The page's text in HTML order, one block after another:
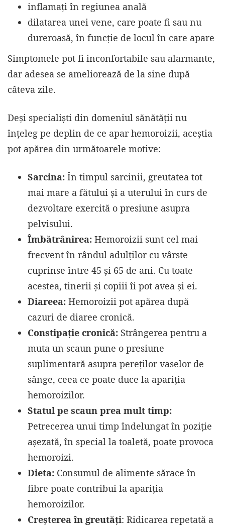
inflamați în regiunea anală
dilatarea unei vene, care poate fi sau nu
dureroasă, în funcție de locul în care apare
Simptomele pot fi inconfortabile sau alarmante,
dar adesea se ameliorează de la sine după
câteva zile.
Deși specialiști din domeniul sănătății nu
înțeleg pe deplin de ce apar hemoroizii, aceștia
pot apărea din următoarele motive:
Sarcina: În timpul sarcinii, greutatea tot
mai mare a fătului și a uterului în curs de
dezvoltare exercită o presiune asupra
pelvisului.
Îmbătrânirea: Hemoroizii sunt cel mai
frecvent în rândul adulților cu vârste
cuprinse între 45 și 65 de ani. Cu toate
acestea, tinerii și copiii îi pot avea și ei.
Diareea: Hemoroizii pot apărea după
cazuri de diaree cronică.
Constipație cronică: Strângerea pentru a
muta un scaun pune o presiune
suplimentară asupra pereților vaselor de
sânge, ceea ce poate duce la apariția
hemoroizilor.
Statul pe scaun prea mult timp:
Petrecerea unui timp îndelungat în poziție
așezată, în special la toaletă, poate provoca
hemoroizi.
Dieta: Consumul de alimente sărace în
fibre poate contribui la apariția
hemoroizilor.
Creșterea în greutăți: Ridicarea repetată a